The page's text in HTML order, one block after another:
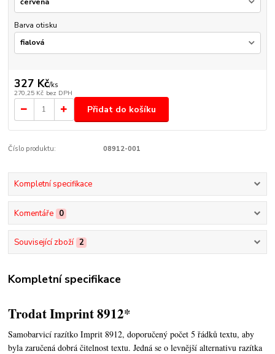
Barva otisku
327 Kč/ks
270,25 Kč bez DPH
Přidat do košíku
Číslo produktu: 08912-001
Kompletní specifikace
Komentáře 0
Související zboží 2
Kompletní specifikace
Trodat Imprint 8912*
Samobarvicí razítko Imprit 8912, doporučený počet 5 řádků textu,aby
byla zaručená dobrá čitelnost textu. Jedná se o levnější alternativu razítka